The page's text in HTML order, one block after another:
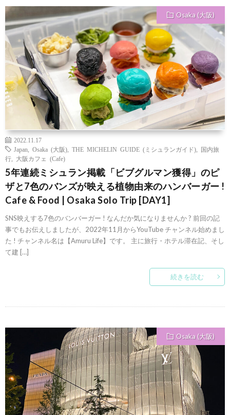
Osaka (大阪)
2022.11.17
Japan
Osaka (大阪) THE MICHELIN GUIDE (ミシュランガイド)
国内旅
行
大阪カフェ (Cafe)
5年連続ミシュラン掲載「ビブグルマン獲得」のピ
ザと7色のバンズが映える植物由来のハンバーガー !
Cafe & Food | Osaka Solo Trip [DAY1]
SNS映えする7色のバンバーガー ! なんだか気になりませんか ? 前回の記
事でもお伝えしましたが、2022年11月からYouTube チャンネル始めまし
た ! チャンネル名は【Amuru Life】です。 主に旅行・ホテル滞在記、そし
て建 […]
続きを読む
Osaka (大阪)